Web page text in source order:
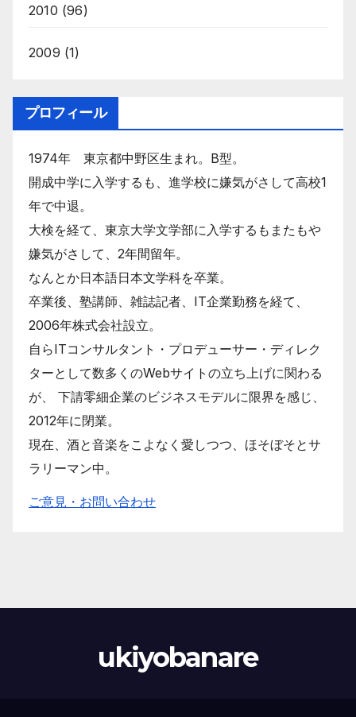
2010 (96)
2009 (1)
プロフィール
1974年 東京都中野区生まれ。B型。
開成中学に入学するも、進学校に嫌気がさして高校1
年で中退。
大検を経て、東京大学文学部に入学するもまたもや
嫌気がさして、2年間留年。
なんとか日本語日本文学科を卒業。
卒業後、塾講師、雑誌記者、IT企業勤務を経て、
2006年株式会社設立。
自らITコンサルタント・プロデューサー・ディレク
ターとして数多くのWebサイトの立ち上げに関わる
が、 下請零細企業のビジネスモデルに限界を感じ、
2012年に閉業。
現在、酒と音楽をこよなく愛しつつ、ほそぼそとサ
ラリーマン中。
ご意見・お問い合わせ
ukiyobanare